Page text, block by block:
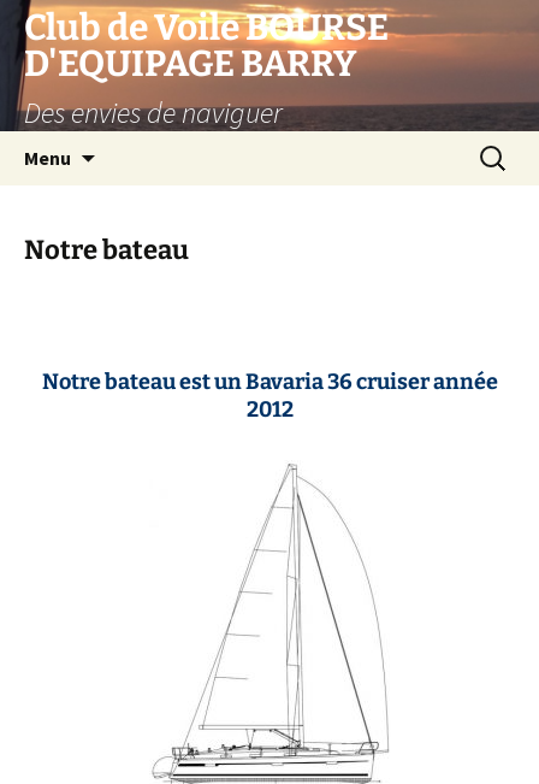
Club de Voile BOURSE
D'EQUIPAGE BARRY
Des envies de naviguer
Menu
Notre bateau
Notre bateau est un Bavaria 36 cruiser année
2012